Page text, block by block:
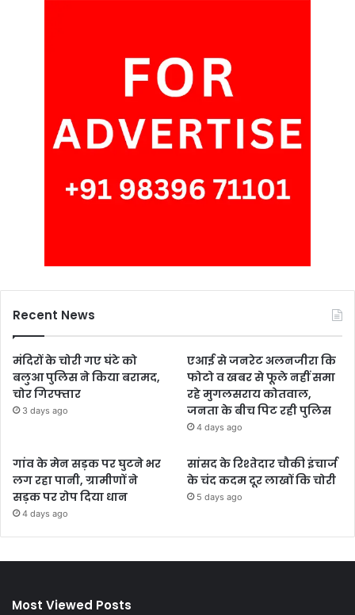
Recent News
मंदिरों के चोरी गए घंटे को
बलुआ पुलिस ने किया बरामद,
चोर गिरफ्तार
3 days ago
एआई से जनरेट अलनजीरा कि
फोटो व खबर से फूले नहीं समा
रहे मुगलसराय कोतवाल,
जनता के बीच पिट रही पुलिस
4 days ago
गांव के मेन सड़क पर घुटने भर
लग रहा पानी, ग्रामीणों ने
सड़क पर रोप दिया धान
4 days ago
सांसद के रिश्तेदार चौकी इंचार्ज
के चंद कदम दूर लाखों कि चोरी
5 days ago
Most Viewed Posts